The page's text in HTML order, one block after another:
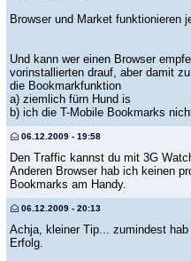
Browser und Market funktionieren
Und kann wer einen Browser
vorinstallierten drauf, aber damit
die Bookmarkfunktion
a) ziemlich fürn Hund is
b) ich die T-Mobile Bookmarks
06.12.2009 - 19:58
Den Traffic kannst du mit 3G
Anderen Browser hab ich keinen
Bookmarks am Handy.
06.12.2009 - 20:13
Achja, kleiner Tip... zumindest
Erfolg.